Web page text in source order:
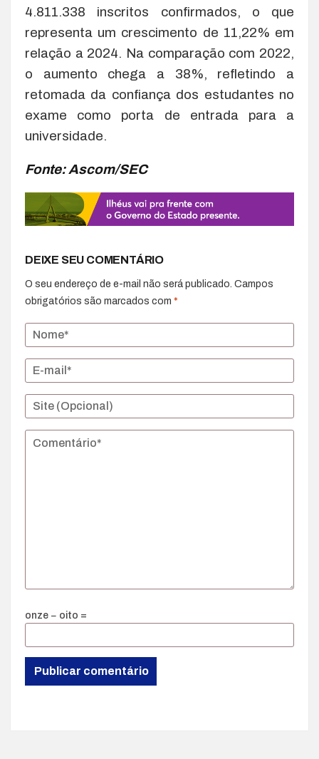
4.811.338 inscritos confirmados, o que
representa um crescimento de 11,22% em
relação a 2024. Na comparação com 2022,
o aumento chega a 38%, refletindo a
retomada da confiança dos estudantes no
exame como porta de entrada para a
universidade.
Fonte: Ascom/SEC
DEIXE SEU COMENTÁRIO
O seu endereço de e-mail não será publicado. Campos
obrigatórios são marcados com *
onze − oito =